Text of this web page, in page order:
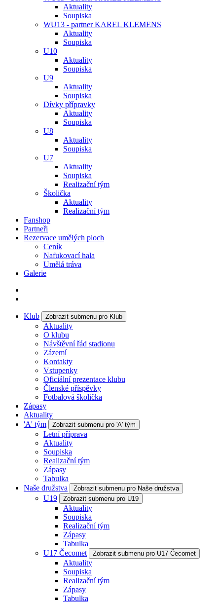
Aktuality
Soupiska
WU13 - partner KAREL KLEMENS
Aktuality
Soupiska
U10
Aktuality
Soupiska
U9
Aktuality
Soupiska
Dívky přípravky
Aktuality
Soupiska
U8
Aktuality
Soupiska
U7
Aktuality
Soupiska
Realizační tým
Školička
Aktuality
Realizační tým
Fanshop
Partneři
Rezervace umělých ploch
Ceník
Nafukovací hala
Umělá tráva
Galerie
Klub Zobrazit submenu pro Klub
Aktuality
O klubu
Návštěvní řád stadionu
Zázemí
Kontakty
Vstupenky
Oficiální prezentace klubu
Členské příspěvky
Fotbalová školička
Zápasy
Aktuality
'A' tým
Zobrazit submenu pro 'A' tým
Letní příprava
Aktuality
Soupiska
Realizační tým
Zápasy
Tabulka
Naše družstva
Zobrazit submenu pro Naše družstva
U19 Zobrazit submenu pro U19
Aktuality
Soupiska
Realizační tým
Zápasy
Tabulka
U17 Čecomet
Zobrazit submenu pro U17 Čecomet
Aktuality
Soupiska
Realizační tým
Zápasy
Tabulka